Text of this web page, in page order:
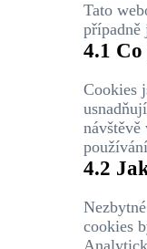
Tato
případně
4.1 Co
Cookies
4.2
cookies